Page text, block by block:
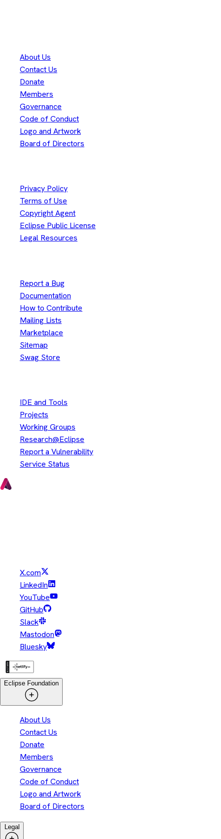
About Us
Contact Us
Donate
Members
Governance
Code of Conduct
Logo and Artwork
Board of Directors
Privacy Policy
Terms of Use
Copyright Agent
Eclipse Public License
Legal Resources
Report a Bug
Documentation
How to Contribute
Mailing Lists
Marketplace
Sitemap
Swag Store
IDE and Tools
Projects
Working Groups
Research@Eclipse
Report a Vulnerability
Service Status
X.com
LinkedIn
YouTube
GitHub
Slack
Mastodon
Bluesky
Eclipse Foundation
About Us
Contact Us
Donate
Members
Governance
Code of Conduct
Logo and Artwork
Board of Directors
Legal